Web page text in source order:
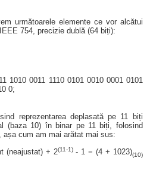
următoarele elemente ce vor alcătui
754, precizie dublă (64 biți):
1010 0011 1110 0101 0010 0001 0101
0;
reprezentarea deplasată pe 11 biți
(baza 10) în binar pe 11 biți, folosind
cum am mai arătat mai sus:
(neajustat) + 2(11-1)- 1 = (4 + 1023)(10)